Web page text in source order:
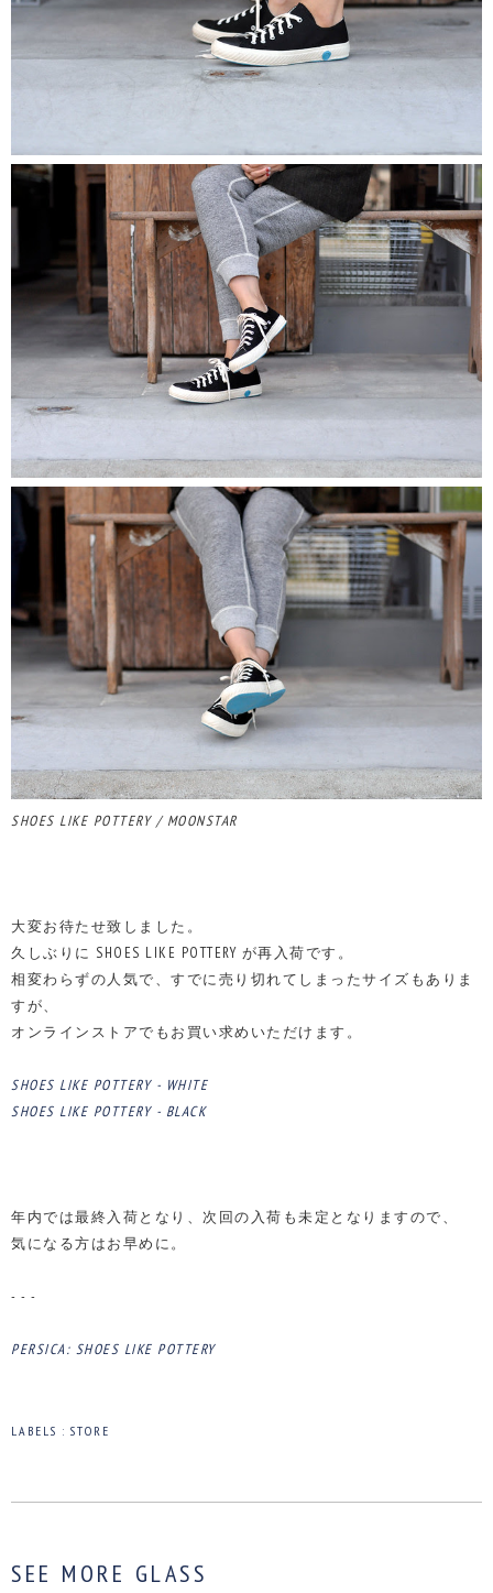
SHOES LIKE POTTERY / MOONSTAR
大変お待たせ致しました。
久しぶりに SHOES LIKE POTTERY が再入荷です。
相変わらずの人気で、すでに売り切れてしまったサイズもありま
すが、
オンラインストアでもお買い求めいただけます。
SHOES LIKE POTTERY - WHITE
SHOES LIKE POTTERY - BLACK
年内では最終入荷となり、次回の入荷も未定となりますので、
気になる方はお早めに。
- - -
PERSICA: SHOES LIKE POTTERY
LABELS : STORE
SEE MORE GLASS